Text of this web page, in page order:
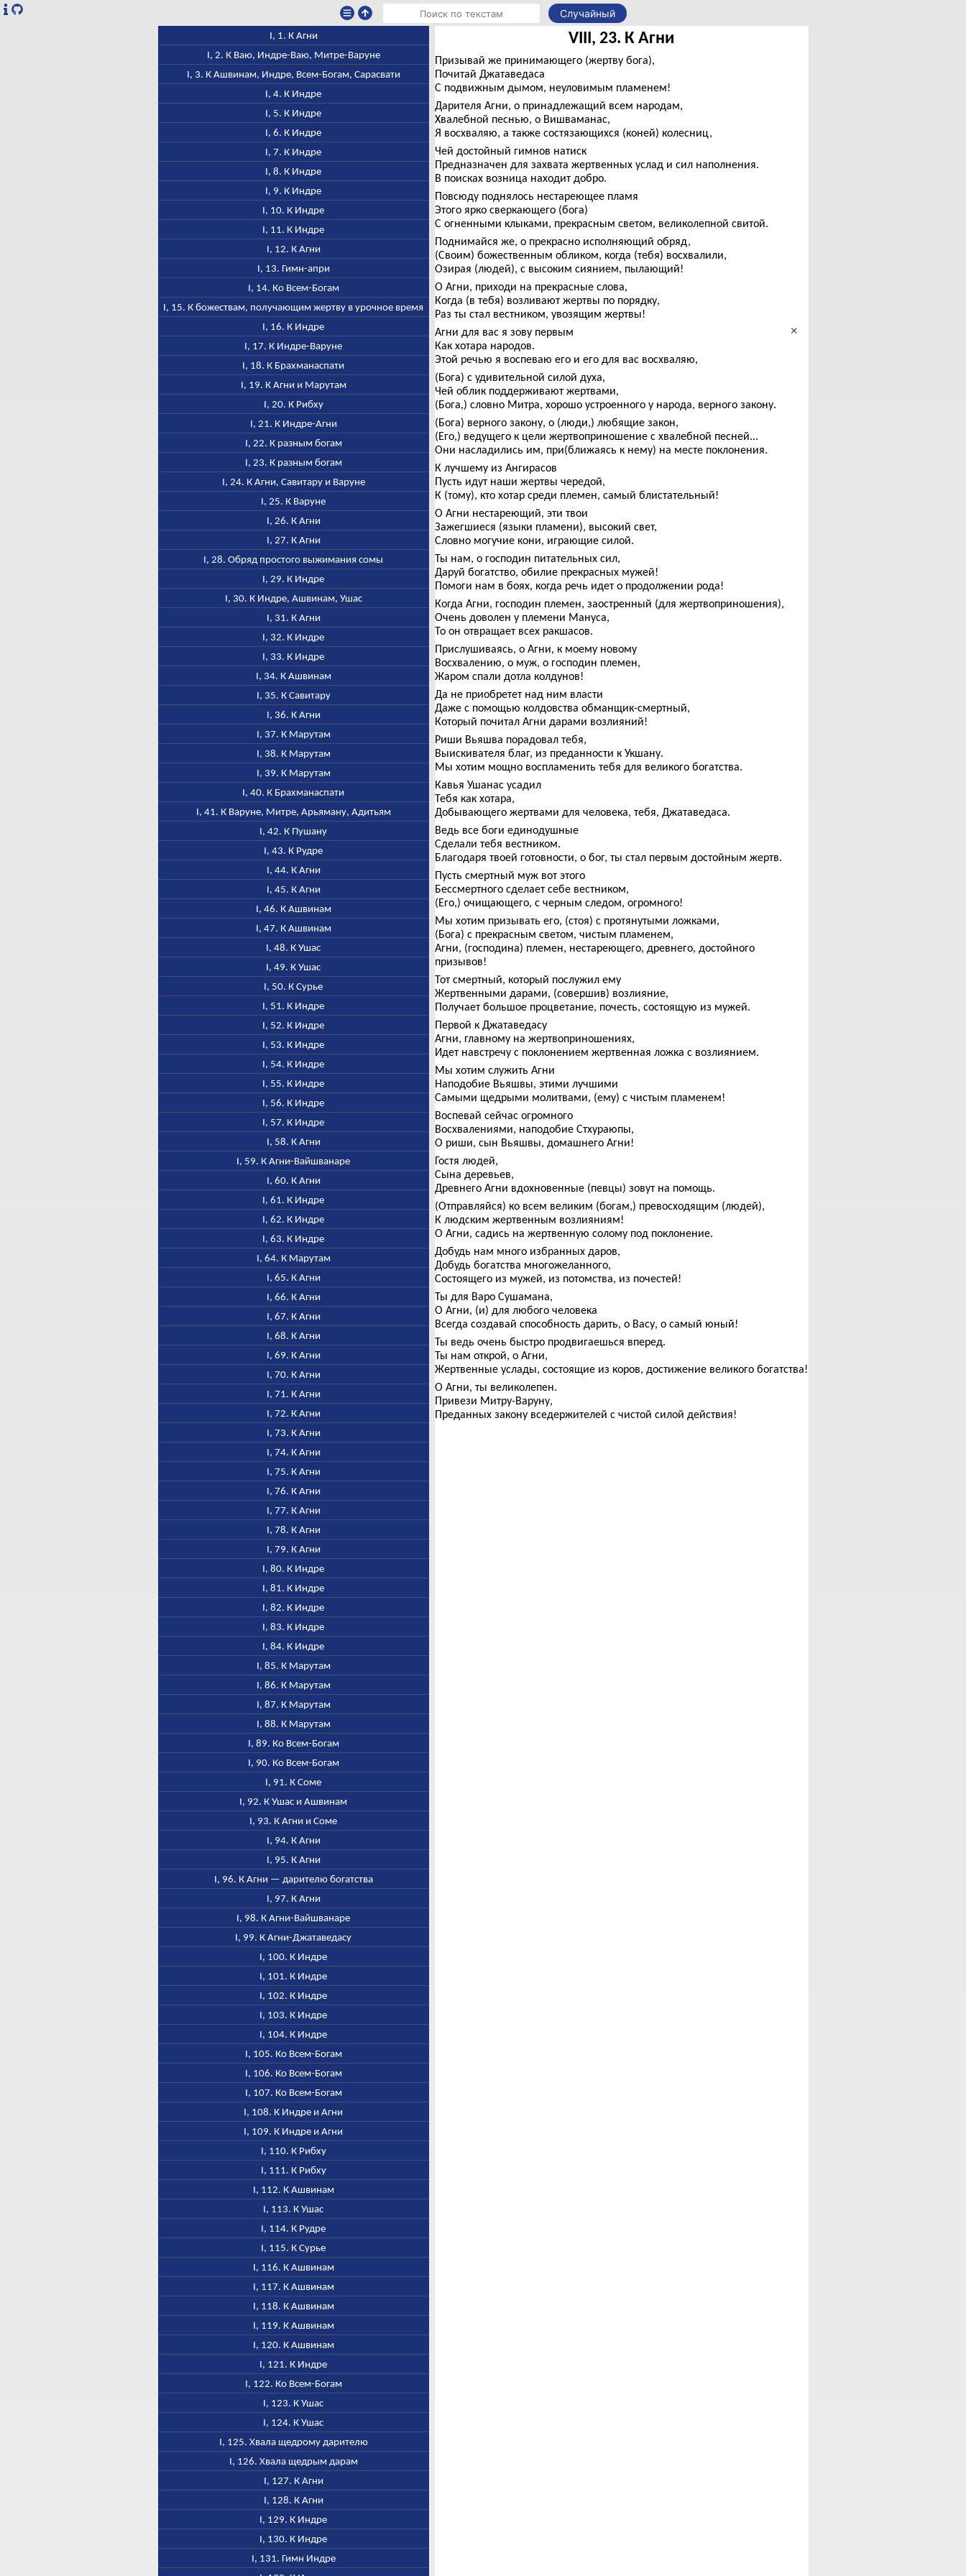
Случайный
I, 1. К Агни
I, 2. К Ваю, Индре-Ваю, Митре-Варуне
I, 3. К Ашвинам, Индре, Всем-Богам, Сарасвати
I, 4. К Индре
I, 5. К Индре
I, 6. К Индре
I, 7. К Индре
I, 8. К Индре
I, 9. К Индре
I, 10. К Индре
I, 11. К Индре
I, 12. К Агни
I, 13. Гимн-апри
I, 14. Ко Всем-Богам
I, 15. К божествам, получающим жертву в урочное время
I, 16. К Индре
I, 17. К Индре-Варуне
I, 18. К Брахманаспати
I, 19. К Агни и Марутам
I, 20. К Рибху
I, 21. К Индре-Агни
I, 22. К разным богам
I, 23. К разным богам
I, 24. К Агни, Савитару и Варуне
I, 25. К Варуне
I, 26. К Агни
I, 27. К Агни
I, 28. Обряд простого выжимания сомы
I, 29. К Индре
I, 30. К Индре, Ашвинам, Ушас
I, 31. К Агни
I, 32. К Индре
I, 33. К Индре
I, 34. К Ашвинам
I, 35. К Савитару
I, 36. К Агни
I, 37. К Марутам
I, 38. К Марутам
I, 39. К Марутам
I, 40. К Брахманаспати
I, 41. К Варуне, Митре, Арьяману, Адитьям
I, 42. К Пушану
I, 43. К Рудре
I, 44. К Агни
I, 45. К Агни
I, 46. К Ашвинам
I, 47. К Ашвинам
I, 48. К Ушас
I, 49. К Ушас
I, 50. К Сурье
I, 51. К Индре
I, 52. К Индре
I, 53. К Индре
I, 54. К Индре
I, 55. К Индре
I, 56. К Индре
I, 57. К Индре
I, 58. К Агни
I, 59. К Агни-Вайшванаре
I, 60. К Агни
I, 61. К Индре
I, 62. К Индре
I, 63. К Индре
I, 64. К Марутам
I, 65. К Агни
I, 66. К Агни
I, 67. К Агни
I, 68. К Агни
I, 69. К Агни
I, 70. К Агни
I, 71. К Агни
I, 72. К Агни
I, 73. К Агни
I, 74. К Агни
I, 75. К Агни
I, 76. К Агни
I, 77. К Агни
I, 78. К Агни
I, 79. К Агни
I, 80. К Индре
I, 81. К Индре
I, 82. К Индре
I, 83. К Индре
I, 84. К Индре
I, 85. К Марутам
I, 86. К Марутам
I, 87. К Марутам
I, 88. К Марутам
I, 89. Ко Всем-Богам
I, 90. Ко Всем-Богам
I, 91. К Соме
I, 92. К Ушас и Ашвинам
I, 93. К Агни и Соме
I, 94. К Агни
I, 95. К Агни
I, 96. К Агни — дарителю богатства
I, 97. К Агни
I, 98. К Агни-Вайшванаре
I, 99. К Агни-Джатаведасу
I, 100. К Индре
I, 101. К Индре
I, 102. К Индре
I, 103. К Индре
I, 104. К Индре
I, 105. Ко Всем-Богам
I, 106. Ко Всем-Богам
I, 107. Ко Всем-Богам
I, 108. К Индре и Агни
I, 109. К Индре и Агни
I, 110. К Рибху
I, 111. К Рибху
I, 112. К Ашвинам
I, 113. К Ушас
I, 114. К Рудре
I, 115. К Сурье
I, 116. К Ашвинам
I, 117. К Ашвинам
I, 118. К Ашвинам
I, 119. К Ашвинам
I, 120. К Ашвинам
I, 121. К Индре
I, 122. Ко Всем-Богам
I, 123. К Ушас
I, 124. К Ушас
I, 125. Хвала щедрому дарителю
I, 126. Хвала щедрым дарам
I, 127. К Агни
I, 128. К Агни
I, 129. К Индре
I, 130. К Индре
I, 131. Гимн Индре
×
VIII, 23. К Агни
Призывай же принимающего (жертву бога),
Почитай Джатаведаса
С подвижным дымом, неуловимым пламенем!
Дарителя Агни, о принадлежащий всем народам,
Хвалебной песнью, о Вишваманас,
Я восхваляю, а также состязающихся (коней) колесниц,
Чей достойный гимнов натиск
Предназначен для захвата жертвенных услад и сил наполнения.
В поисках возница находит добро.
Повсюду поднялось нестареющее пламя
Этого ярко сверкающего (бога)
С огненными клыками, прекрасным светом, великолепной свитой.
Поднимайся же, о прекрасно исполняющий обряд,
(Своим) божественным обликом, когда (тебя) восхвалили,
Озирая (людей), с высоким сиянием, пылающий!
О Агни, приходи на прекрасные слова,
Когда (в тебя) возливают жертвы по порядку,
Раз ты стал вестником, увозящим жертвы!
Агни для вас я зову первым
Как хотара народов.
Этой речью я воспеваю его и его для вас восхваляю,
(Бога) с удивительной силой духа,
Чей облик поддерживают жертвами,
(Бога,) словно Митра, хорошо устроенного у народа, верного закону.
(Бога) верного закону, о (люди,) любящие закон,
(Его,) ведущего к цели жертвоприношение с хвалебной песней...
Они насладились им, при(ближаясь к нему) на месте поклонения.
К лучшему из Ангирасов
Пусть идут наши жертвы чередой,
К (тому), кто хотар среди племен, самый блистательный!
О Агни нестареющий, эти твои
Зажегшиеся (языки пламени), высокий свет,
Словно могучие кони, играющие силой.
Ты нам, о господин питательных сил,
Даруй богатство, обилие прекрасных мужей!
Помоги нам в боях, когда речь идет о продолжении рода!
Когда Агни, господин племен, заостренный (для жертвоприношения),
Очень доволен у племени Мануса,
То он отвращает всех ракшасов.
Прислушиваясь, о Агни, к моему новому
Восхвалению, о муж, о господин племен,
Жаром спали дотла колдунов!
Да не приобретет над ним власти
Даже с помощью колдовства обманщик-смертный,
Который почитал Агни дарами возлияний!
Риши Вьяшва порадовал тебя,
Выискивателя благ, из преданности к Укшану.
Мы хотим мощно воспламенить тебя для великого богатства.
Кавья Ушанас усадил
Тебя как хотара,
Добывающего жертвами для человека, тебя, Джатаведаса.
Ведь все боги единодушные
Сделали тебя вестником.
Благодаря твоей готовности, о бог, ты стал первым достойным жертв.
Пусть смертный муж вот этого
Бессмертного сделает себе вестником,
(Его,) очищающего, с черным следом, огромного!
Мы хотим призывать его, (стоя) с протянутыми ложками,
(Бога) с прекрасным светом, чистым пламенем,
Агни, (господина) племен, нестареющего, древнего, достойного
призывов!
Тот смертный, который послужил ему
Жертвенными дарами, (совершив) возлияние,
Получает большое процветание, почесть, состоящую из мужей.
Первой к Джатаведасу
Агни, главному на жертвоприношениях,
Идет навстречу с поклонением жертвенная ложка с возлиянием.
Мы хотим служить Агни
Наподобие Вьяшвы, этими лучшими
Самыми щедрыми молитвами, (ему) с чистым пламенем!
Воспевай сейчас огромного
Восхвалениями, наподобие Стхураюпы,
О риши, сын Вьяшвы, домашнего Агни!
Гостя людей,
Сына деревьев,
Древнего Агни вдохновенные (певцы) зовут на помощь.
(Отправляйся) ко всем великим (богам,) превосходящим (людей),
К людским жертвенным возлияниям!
О Агни, садись на жертвенную солому под поклонение.
Добудь нам много избранных даров,
Добудь богатства многожеланного,
Состоящего из мужей, из потомства, из почестей!
Ты для Варо Сушамана,
О Агни, (и) для любого человека
Всегда создавай способность дарить, о Васу, о самый юный!
Ты ведь очень быстро продвигаешься вперед.
Ты нам открой, о Агни,
Жертвенные услады, состоящие из коров, достижение великого богатства!
О Агни, ты великолепен.
Привези Митру-Варуну,
Преданных закону вседержителей с чистой силой действия!